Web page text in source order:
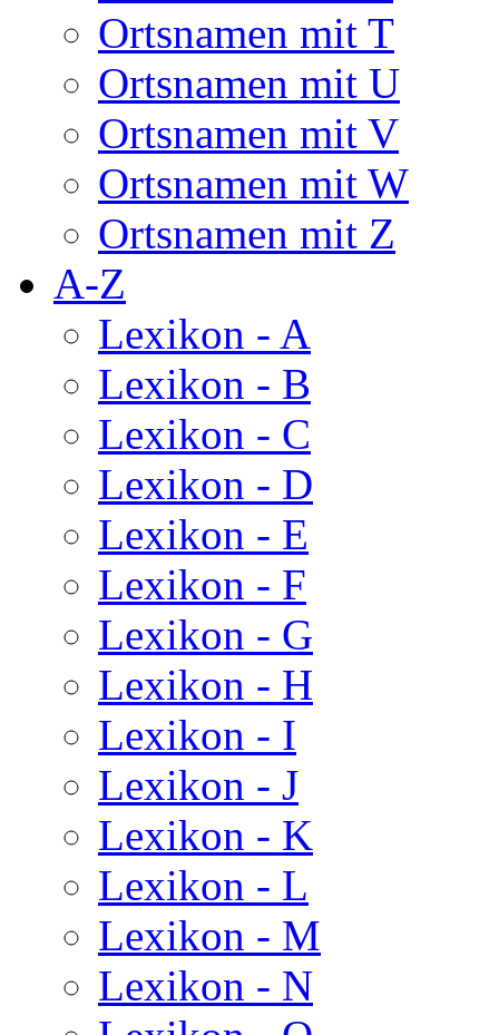
Ortsnamen mit T
Ortsnamen mit U
Ortsnamen mit V
Ortsnamen mit W
Ortsnamen mit Z
A-Z
Lexikon - A
Lexikon - B
Lexikon - C
Lexikon - D
Lexikon - E
Lexikon - F
Lexikon - G
Lexikon - H
Lexikon - I
Lexikon - J
Lexikon - K
Lexikon - L
Lexikon - M
Lexikon - N